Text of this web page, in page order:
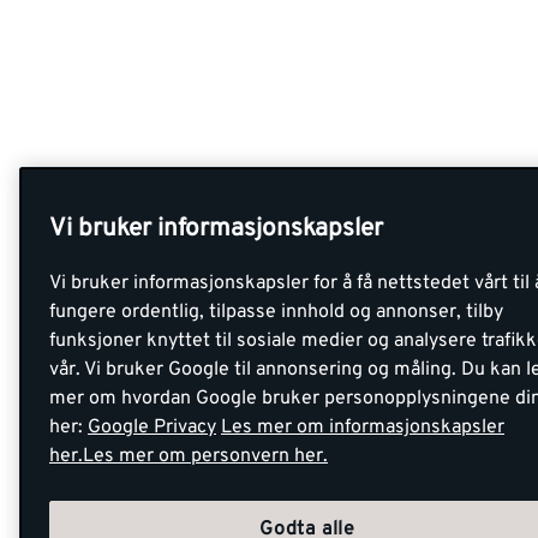
Vi bruker informasjonskapsler
Vi bruker informasjonskapsler for å få nettstedet vårt til
fungere ordentlig, tilpasse innhold og annonser, tilby
funksjoner knyttet til sosiale medier og analysere
vår. Vi bruker Google til annonsering og måling. Du kan
mer om hvordan Google bruker personopplysningene
her: Google Privacy Les mer om informasjonskapsler
her.Les mer om personvern her.
Godta alle